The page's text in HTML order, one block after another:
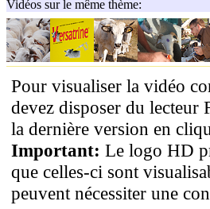
Vidéos sur le même thème:
Pour visualiser la vidéo
devez disposer du lecteur
la dernière version en
Important: Le logo HD
que celles-ci sont
peuvent nécessiter une